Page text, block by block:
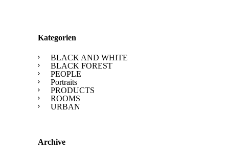
Kategorien
BLACK AND WHITE
BLACK FOREST
PEOPLE
Portraits
PRODUCTS
ROOMS
URBAN
Archive